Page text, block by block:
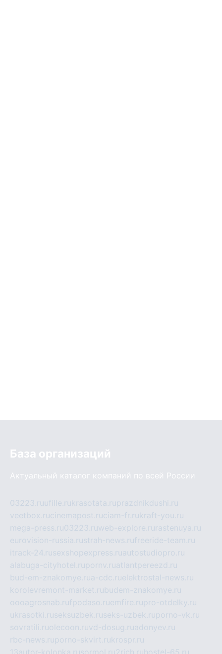
База организаций
Актуальный каталог компаний по всей России
03223.ruufille.rukrasotata.ruprazdnikdushi.ru
veetbox.rucinemapost.ruciam-fr.rukraft-you.ru
mega-press.ru03223.ruweb-explore.ru rastenuya.ru
eurovision-russia.rustrah-news.rufreeride-team.ru
itrack-24.rusexshopexpress.ruautostudiopro.ru
alabuga-cityhotel.rupornv.ruatlantpereezd.ru
bud-em-znakomye.rua-cdc.ruelektrostal-news.ru
korolevremont-market.rubudem-znakomye.ru
oooagrosnab.rufpodaso.ruemfire.rupro-otdelky.ru
ukrasotki.ruseksuzbek.ruseks-uzbek.ruporno-vk.ru
sovratili.ruolecoon.ruvd-dosug.ruadonyev.ru
rbc-news.ruporno-skvirt.rukrospr.ru
13autor-kolonka.rusormol.ru2rich.ru hostel-65.ru